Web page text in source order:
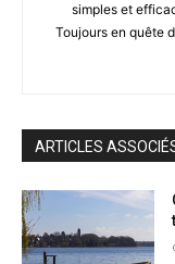
simples et
Toujours en quête
ARTICLES